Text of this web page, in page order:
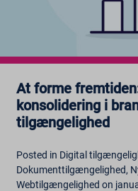
At forme
konsolidering i
tilgængelighed
Posted in Digital
Dokumenttilgængelighed,
Webtilgængelighed on